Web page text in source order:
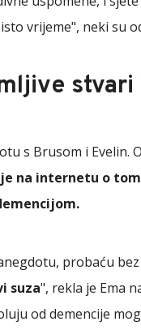
vrijeme", neki su
stvari
s Brusom i Evelin.
na internetu o
probaću
suza", rekla je Ema
od demencije